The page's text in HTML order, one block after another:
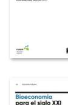
Arte
Cataluña